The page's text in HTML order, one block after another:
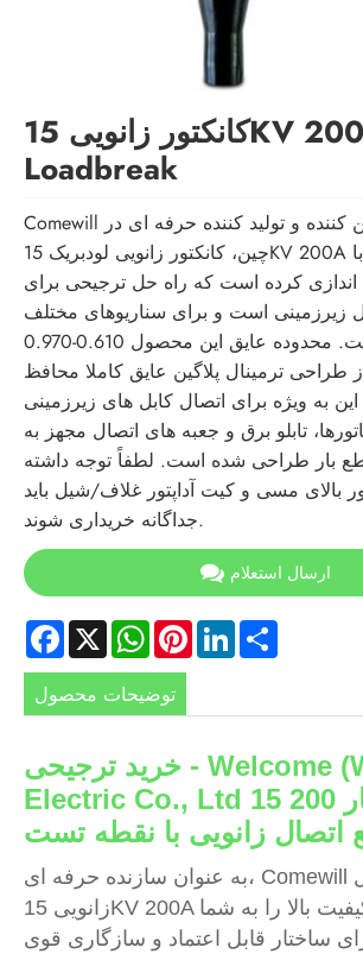
کانکتور زانویی 15KV 200A
Loadbreak
Comewill به عنوان یک تامین کننده و تولید کننده حرفه ای در
چین، کانکتور زانویی لودبریک 15KV 200A با کیفیت بالا را با
کرده است که راه حل ترجیحی برای
زیرزمینی است و برای سناریوهای مختلف
توزیع مناسب است. محدوده عایق این محصول 0.610-0.970
طراحی ترمینال پلاگین عایق کاملا محافظ
به ویژه برای اتصال کابل های زیرزمینی
تابلو برق و جعبه های اتصال مجهز به
بار طراحی شده است. لطفاً توجه داشته
بالای مسی و کیت آداپتور غلاف/شیل باید
جداگانه خریداری شوند.
ارسال استعلام
Facebook
X WhatsApp
PinterestLinkedIn
توضیحات محصول
خرید ترجیحی - Welcome (Wenzhou)
Electric Co., Ltd 15 کیلو ولت بار 200
اتصال زانویی با نقطه تست
به عنوان سازنده حرفه ای، Comewill مایل است اتصال
زانویی 15KV 200A لودبریک با کیفیت بالا را به شما
ساختار قابل اعتماد و سازگاری قوی